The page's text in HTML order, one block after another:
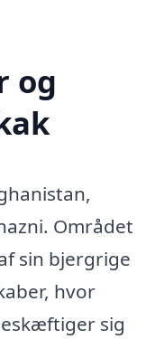
og
Området
sin bjergrige
hvor
sig